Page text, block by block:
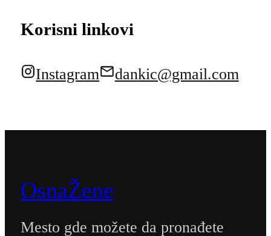
Korisni linkovi
Instagram dankic@gmail.com
OsnaŽene
Mesto gde možete da pronađete